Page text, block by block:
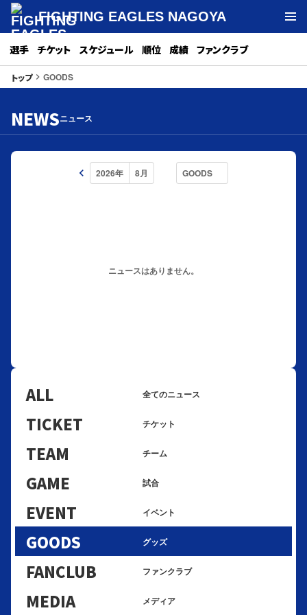
FIGHTING EAGLES NAGOYA
選手 チケット スケジュール 順位 成績 ファンクラブ
トップkeyboard_arrow_right GOODS
NEWSニュース
keyboard_arrow_left
ニュースはありません。
ALL 全てのニュース
TICKET チケット
TEAM チーム
GAME 試合
EVENT イベント
GOODS グッズ
FANCLUB ファンクラブ
MEDIA メディア